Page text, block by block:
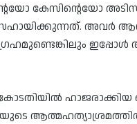
കേസിന്റെയോ
അവർ
കോടതിയിൽ